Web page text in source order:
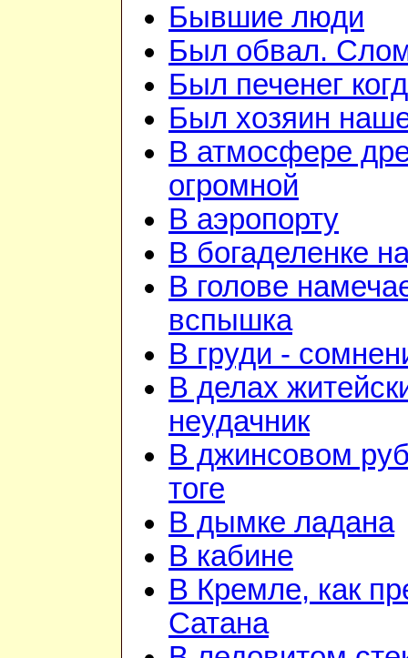
Бывшие люди
Был обвал.
Был печенег
Был хозяин
В атмосфере
огромной
В аэропорту
В богаделенке
В голове
вспышка
В груди -
В делах
неудачник
В джинсовом
тоге
В дымке ладана
В кабине
В Кремле, как
Сатана